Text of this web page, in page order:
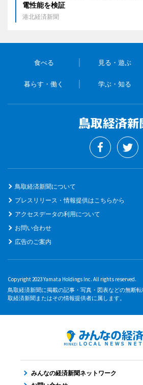
電性能を検証
港北経済新聞
食べる 見る・遊ぶ
暮らす・働く 学ぶ・知る
鳥取経済新聞について
プレスリリース・情報提供はこちらから
アクセスデータの利用について
お問い合わせ
広告のご案内
Copyright 2023 Yamata Holdings Inc. All rights reserved.
鳥取経済新聞に掲載の記事・写真・図表などの無断
取経済新聞またはその情報提供者に属します。
みんなの経済新聞ネットワーク